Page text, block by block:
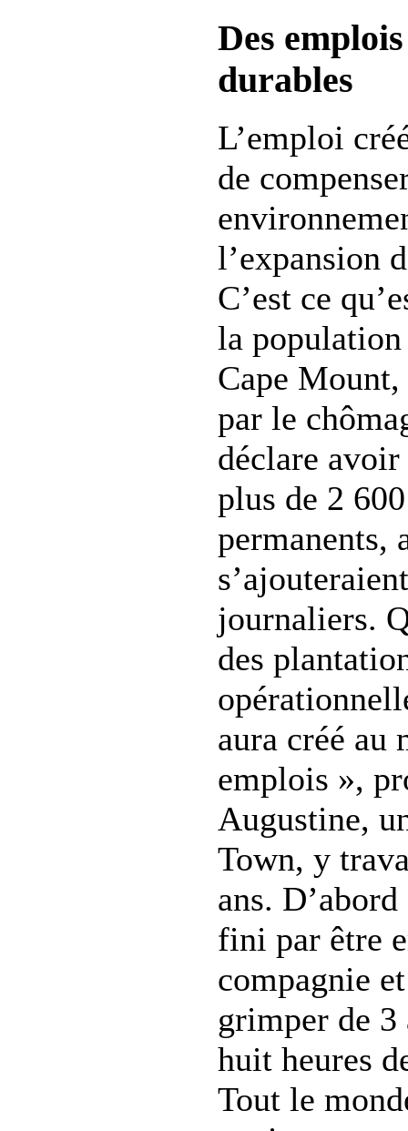
Des
durables
L’emploi
de
l’expansion
C’est ce
la
Cape
par le
déclare avoir
plus de 2
permanents,
journaliers.
des
aura créé au
emplois »,
Augustine,
Town, y
ans.
fini par être
compagnie
grimper de
huit heures
Tout le